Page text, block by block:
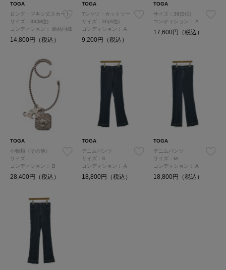
TOGA
ロング・マキシ丈スカート
サイズ：38(M位)
コンディション：
新品同様
14,800円（税込）
TOGA
Tシャツ・カットソー
サイズ：36(S位)
コンディション：
A
9,200円（税込）
TOGA
サイズ：36(S位)
コンディション：
A
17,600円（税込）
TOGA
小物類（その他）
サイズ：-
コンディション： B
28,400円（税込）
TOGA
デニムパンツ
サイズ：S
コンディション： A
18,800円（税込）
TOGA
デニムパンツ
サイズ：M
コンディション： A
18,800円（税込）